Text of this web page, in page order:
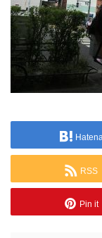
RSS
Pin it